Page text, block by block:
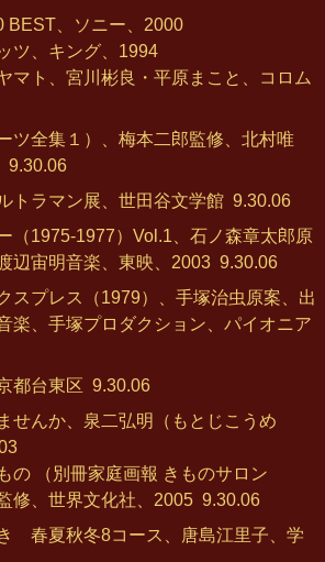
BEST、ソニー、2000
ツ、キング、1994
マト、宮川彬良・平原まこと、コロム
ツ全集１）、梅本二郎監修、北村唯
9.30.06
トラマン展、世田谷文学館 9.30.06
（1975-1977）Vol.1、石ノ森章太郎原
辺宙明音楽、東映、2003 9.30.06
スプレス（1979）、手塚治虫原案、出
楽、手塚プロダクション、パイオニア
都台東区 9.30.06
せんか、泉二弘明（もとじこうめ
の （別冊家庭画報 きものサロン
修、世界文化社、2005 9.30.06
春夏秋冬8コース、唐島江里子、学